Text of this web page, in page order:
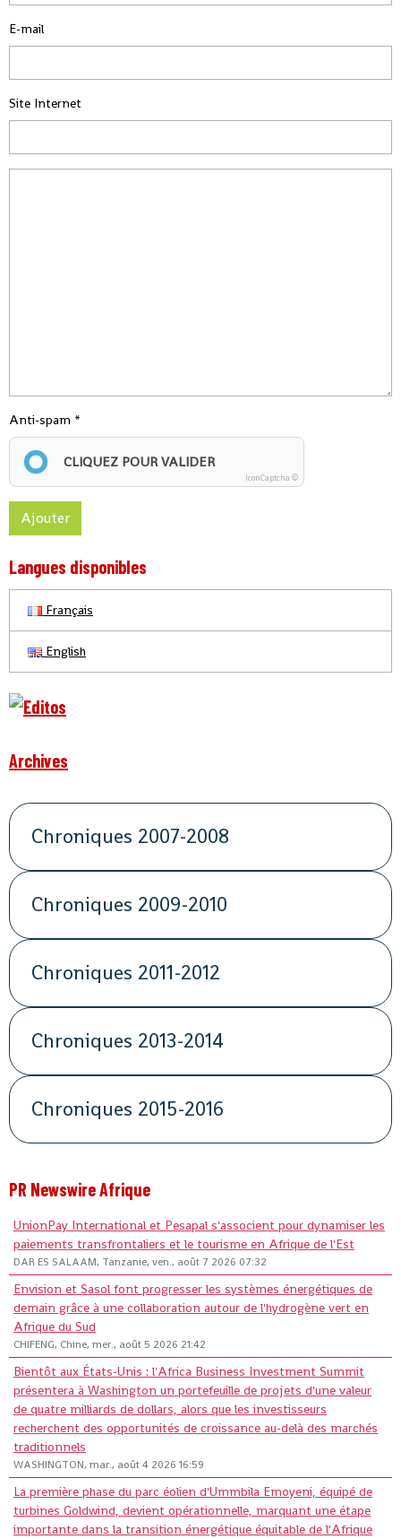
E-mail
Site Internet
Anti-spam
CLIQUEZ POUR VALIDER
IconCaptcha ©
Ajouter
Langues disponibles
Français
English
Archives
Chroniques 2007-2008
Chroniques 2009-2010
Chroniques 2011-2012
Chroniques 2013-2014
Chroniques 2015-2016
PR Newswire Afrique
UnionPay International et Pesapal s'associent pour dynamiser les
paiements transfrontaliers et le tourisme en Afrique de l'Est
DAR ES SALAAM, Tanzanie, ven., août 7 2026 07:32
Envision et Sasol font progresser les systèmes énergétiques de
demain grâce à une collaboration autour de l'hydrogène vert en
Afrique du Sud
CHIFENG, Chine, mer., août 5 2026 21:42
Bientôt aux États-Unis : l'Africa Business Investment Summit
présentera à Washington un portefeuille de projets d'une valeur
de quatre milliards de dollars, alors que les investisseurs
recherchent des opportunités de croissance au-delà des marchés
traditionnels
WASHINGTON, mar., août 4 2026 16:59
La première phase du parc éolien d'Ummbila Emoyeni, équipé de
turbines Goldwind, devient opérationnelle, marquant une étape
importante dans la transition énergétique équitable de l'Afrique